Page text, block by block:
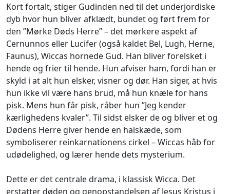
Kort fortalt, stiger Gudinden ned til det underjordiske
dyb hvor hun bliver afklædt, bundet og ført frem for
den ”Mørke Døds Herre” – det mørkere aspekt af
Cernunnos eller Lucifer (også kaldet Bel, Lugh, Herne,
Faunus), Wiccas hornede Gud. Han bliver forelsket i
hende og frier til hende. Hun afviser ham, fordi han er
skyld i at alt hun elsker, visner og dør. Han siger, at hvis
hun ikke vil være hans brud, må hun knæle for hans
pisk. Mens hun får pisk, råber hun ”Jeg kender
kærlighedens kvaler”. Til sidst elsker de og bliver et og
Dødens Herre giver hende en halskæde, som
symboliserer reinkarnationens cirkel – Wiccas håb for
udødelighed, og lærer hende dets mysterium.
Dette er det centrale drama, i klassisk Wicca. Det
erstatter døden og genopstandelsen af Jesus Kristus i